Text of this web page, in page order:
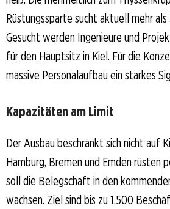
Rüstungssparte sucht aktuell mehr
Gesucht werden Ingenieure und
für den Hauptsitz in Kiel. Für die
massive Personalaufbau ein starkes
Kapazitäten am Limit
Der Ausbau beschränkt sich nicht auf
Hamburg, Bremen und Emden rüsten
soll die Belegschaft in den
wachsen. Ziel sind bis zu 1.500